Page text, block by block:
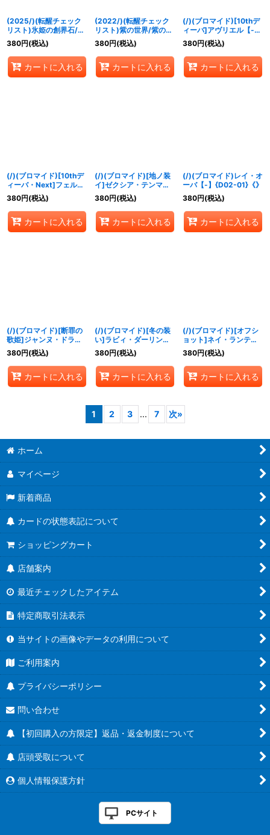
(2025/)(転醒チェック
リスト)氷姫の創界石/氷
魔神姫【-】{BSC47-
RV013}《白》
380円(税込)
カートに入れる
(2022/)(転醒チェック
リスト)紫の世界/紫の悪
魔神【-】{BS53-
TX02a/BS53-TX02b}
《紫》
380円(税込)
カートに入れる
(/)(ブロマイド)[10thデ
ィーバ]アヴリエル【-】
{D05-28}《》
380円(税込)
カートに入れる
(/)(ブロマイド)[10thデ
ィーバ・Next]フェルマ
【-】{D05-30}《》
380円(税込)
カートに入れる
(/)(ブロマイド)[地ノ装
イ]ゼクシア・テンマ
【-】{D05-26}《》
380円(税込)
カートに入れる
(/)(ブロマイド)レイ・オ
ーバ【-】{D02-01}《》
380円(税込)
カートに入れる
(/)(ブロマイド)[断罪の
歌姫]ジャンヌ・ドラニ
エス【-】{D02-08}
《》
380円(税込)
カートに入れる
(/)(ブロマイド)[冬の装
い]ラビィ・ダーリン
【-】{D07-02}《》
380円(税込)
カートに入れる
(/)(ブロマイド)[オフシ
ョット]ネイ・ランテイ
ル【-】{D07-09}《》
380円(税込)
カートに入れる
1 2 3 ... 7 次»
ホーム
マイページ
新着商品
カードの状態表記について
ショッピングカート
店舗案内
最近チェックしたアイテム
特定商取引法表示
当サイトの画像やデータの利用について
ご利用案内
プライバシーポリシー
問い合わせ
【初回購入の方限定】返品・返金制度について
店頭受取について
個人情報保護方針
PCサイト